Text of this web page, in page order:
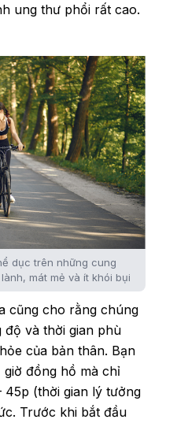
ung thư phổi rất cao.
dục trên những cung
mát mẻ và ít khói bụi
cũng cho rằng chúng
độ và thời gian phù
của bản thân. Bạn
giờ đồng hồ mà chỉ
45p (thời gian lý tưởng
Trước khi bắt đầu